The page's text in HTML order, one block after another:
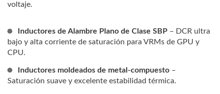
voltaje.
Inductores de Alambre Plano de Clase SBP – DCR ultra
bajo y alta corriente de saturación para VRMs de GPU y
CPU.
Inductores moldeados de metal-compuesto –
Saturación suave y excelente estabilidad térmica.